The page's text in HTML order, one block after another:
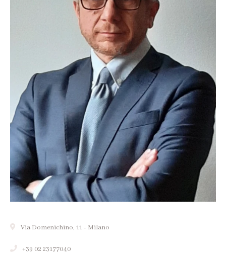
Via Domenichino, 11 - Milano
+39 02 23177040